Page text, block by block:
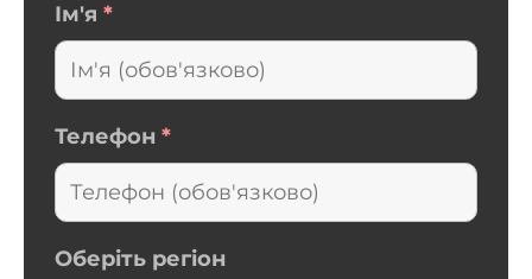
Ім'я *
Телефон *
Оберіть регіон